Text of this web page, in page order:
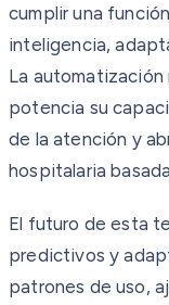
cumplir una
inteligencia,
La automatización
potencia su
de la atención y
hospitalaria
El futuro de esta
predictivos y
patrones de uso,